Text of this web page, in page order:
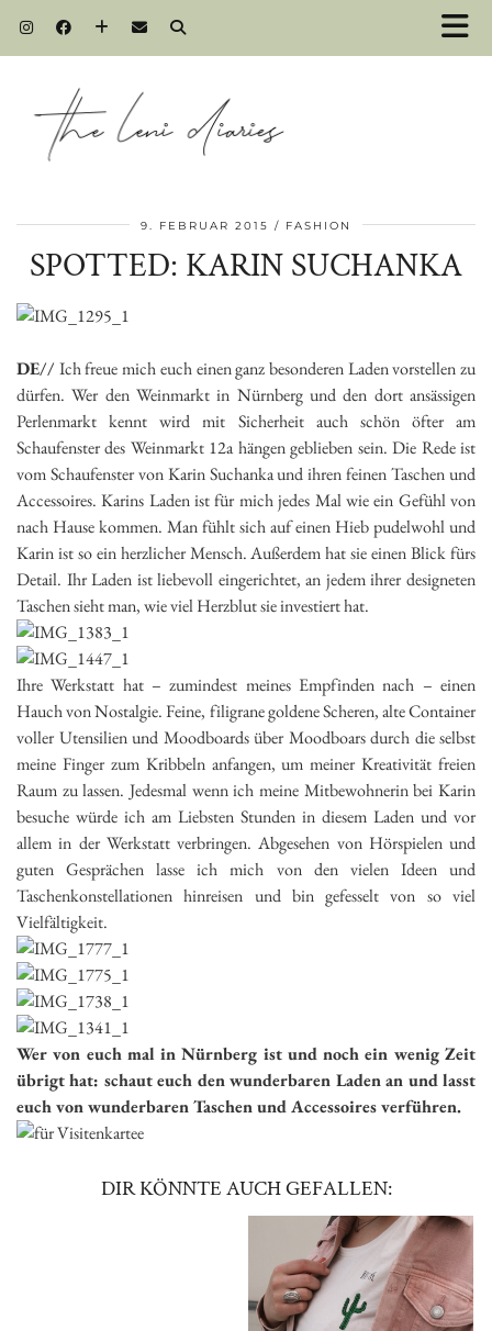
9. FEBRUAR 2015 FASHION
SPOTTED: KARIN SUCHANKA
DE//Ich freue mich euch einen ganz besonderen Laden vorstellen zu
dürfen. Wer den Weinmarkt in Nürnberg und den dort ansässigen
Perlenmarkt kennt wird mit Sicherheit auch schön öfter am
Schaufenster des Weinmarkt 12a hängen geblieben sein. Die Rede ist
vom Schaufenster von Karin Suchanka und ihren feinen Taschen und
Accessoires. Karins Laden ist für mich jedes Mal wie ein Gefühl von
nach Hause kommen. Man fühlt sich auf einen Hieb pudelwohl und
Karin ist so ein herzlicher Mensch. Außerdem hat sie einen Blick fürs
Detail. Ihr Laden ist liebevoll eingerichtet, an jedem ihrer designeten
Taschen sieht man, wie viel Herzblut sie investiert hat.
Ihre Werkstatt hat – zumindest meines Empfinden nach – einen
Hauch von Nostalgie. Feine, filigrane goldene Scheren, alte Container
voller Utensilien und Moodboards über Moodboars durch die selbst
meine Finger zum Kribbeln anfangen, um meiner Kreativität freien
Raum zu lassen. Jedesmal wenn ich meine Mitbewohnerin bei Karin
besuche würde ich am Liebsten Stunden in diesem Laden und vor
allem in der Werkstatt verbringen. Abgesehen von Hörspielen und
guten Gesprächen lasse ich mich von den vielen Ideen und
Taschenkonstellationen hinreisen und bin gefesselt von so viel
Vielfältigkeit.
Wer von euch mal in Nürnberg ist und noch ein wenig Zeit
übrigt hat: schaut euch den wunderbaren Laden an und lasst
euch von wunderbaren Taschen und Accessoires verführen.
DIR KÖNNTE AUCH GEFALLEN: